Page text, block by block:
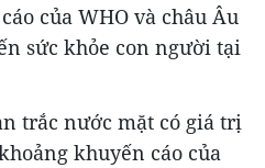
của WHO và châu Âu
sức khỏe con người tại
trắc nước mặt có giá trị
khuyến cáo của